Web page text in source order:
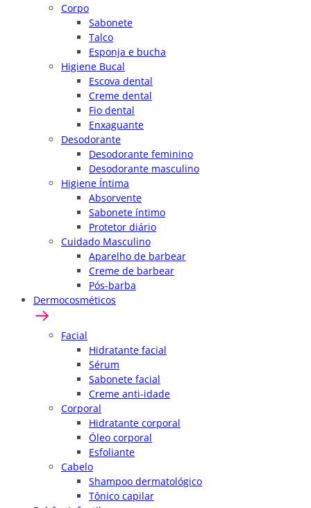
Corpo
Sabonete
Talco
Esponja e bucha
Higiene Bucal
Escova dental
Creme dental
Fio dental
Enxaguante
Desodorante
Desodorante feminino
Desodorante masculino
Higiene Íntima
Absorvente
Sabonete íntimo
Protetor diário
Cuidado Masculino
Aparelho de barbear
Creme de barbear
Pós-barba
Dermocosméticos
Facial
Hidratante facial
Sérum
Sabonete facial
Creme anti-idade
Corporal
Hidratante corporal
Óleo corporal
Esfoliante
Cabelo
Shampoo dermatológico
Tônico capilar